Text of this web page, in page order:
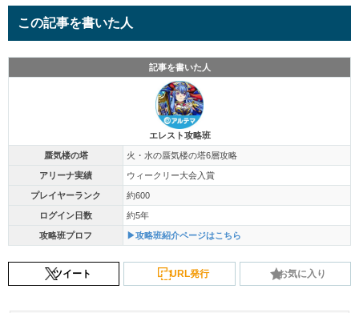
この記事を書いた人
記事を書いた人
エレスト攻略班
蜃気楼の塔 火・水の蜃気楼の塔6層攻略
アリーナ実績 ウィークリー大会入賞
プレイヤーランク 約600
ログイン日数 約5年
攻略班プロフ ▶攻略班紹介ページはこちら
ツイート URL発行 お気に入り